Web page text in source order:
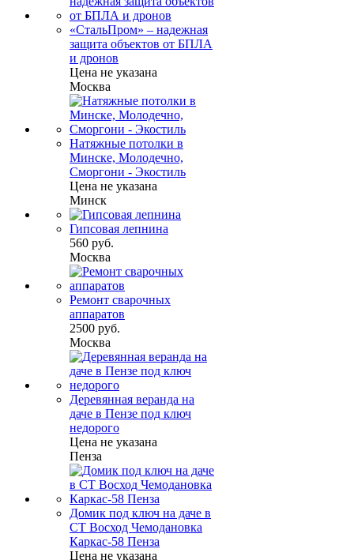
«СтальПром» – надежная
защита объектов от БПЛА
и дронов
Цена не указана
Москва
Натяжные потолки в
Минске, Молодечно,
Сморгони - Экостиль
Цена не указана
Минск
Гипсовая лепнина
560 руб.
Москва
Ремонт сварочных
аппаратов
2500 руб.
Москва
Деревянная веранда на
даче в Пензе под ключ
недорого
Цена не указана
Пенза
Домик под ключ на даче в
СТ Восход Чемодановка
Каркас-58 Пенза
Цена не указана